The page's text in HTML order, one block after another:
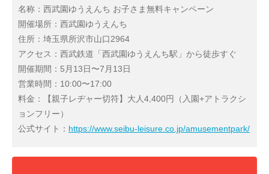
名称：西武園ゆうえんち お子さま無料キャンペーン
開催場所：西武園ゆうえんち
住所：埼玉県所沢市山口2964
アクセス：西武鉄道「西武園ゆうえんち駅」から徒歩すぐ
開催期間：5月13日〜7月13日
営業時間：10:00〜17:00
料金：【親子レヂャー切符】大人4,400円（入園+アトラクシ
ョンフリー）
公式サイト： https://www.seibu-leisure.co.jp/amusementpark/